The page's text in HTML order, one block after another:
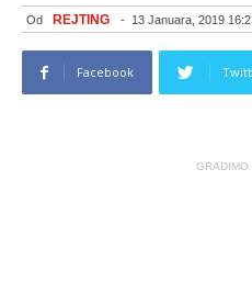
Od REJTING - 13 Januara, 2019
Facebook
GRADIMO